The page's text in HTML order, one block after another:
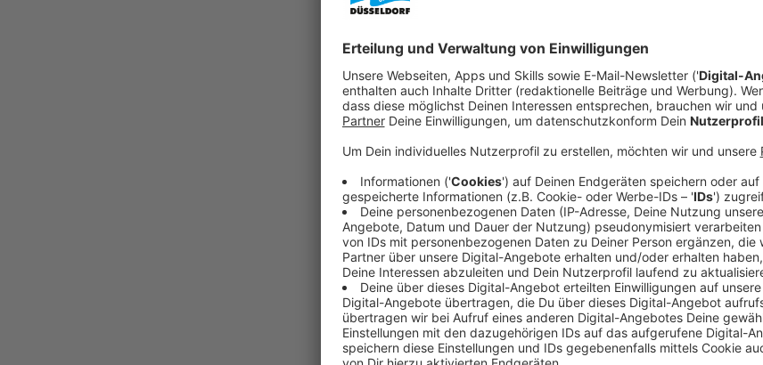
Steuern: Kein Soli, mehr Kindergeld,
Nach 30 Jahren entfällt ab Januar 2021 für
kurzSoli. Und der Grundfreibetrag, auf den
er bei 9744 Euro statt bisher 9408 Euro. Das
weitere interessante Änderungen:
Anzeige
Mehr Kindergeld und höherer
Januar 2021 steigt das Kindergeld um 15
NRW. Für das erste und zweite Kind
Euro pro Monat.